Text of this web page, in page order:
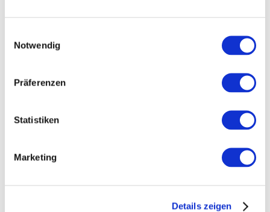
Notwendig
Präferenzen
Statistiken
Marketing
Details zeigen